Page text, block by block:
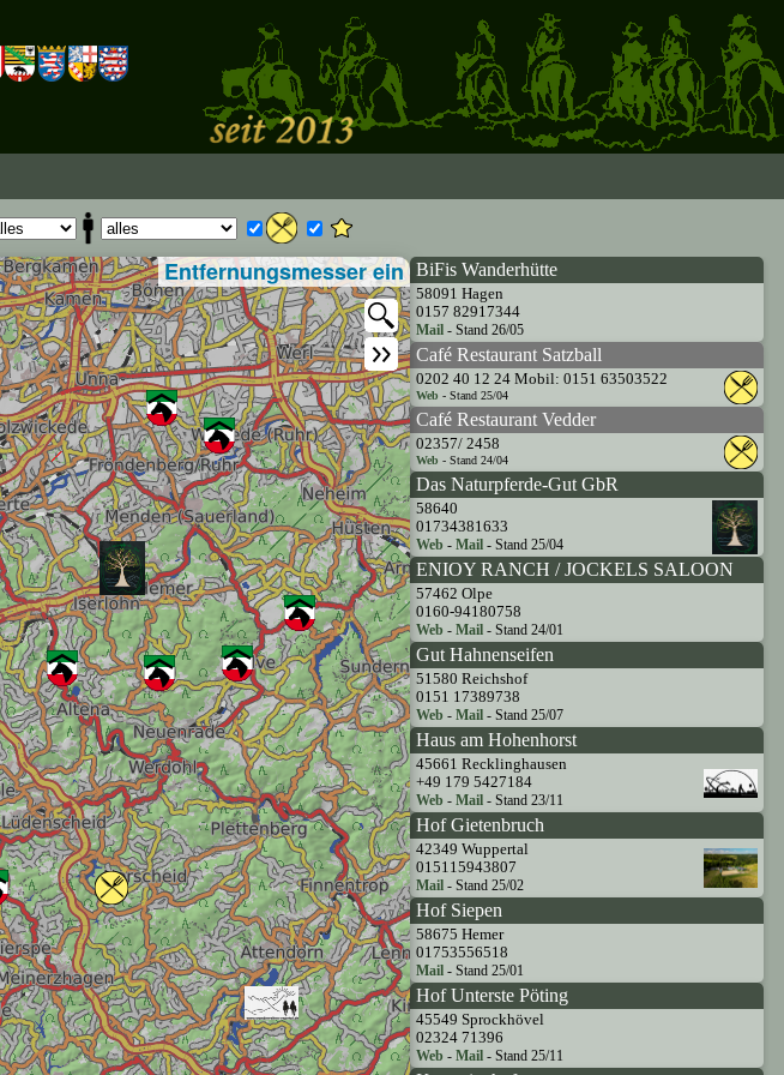
BiFis Wanderhütte
58091 Hagen
0157 82917344
Mail - Stand 26/05
Café Restaurant Satzball
0202 40 12 24 Mobil: 0151 63503522
Web - Stand 25/04
Café Restaurant Vedder
02357/ 2458
Web - Stand 24/04
Das Naturpferde-Gut GbR
58640
01734381633
Web - Mail - Stand 25/04
ENIOY RANCH / JOCKELS SALOON
57462 Olpe
0160-94180758
Web - Mail - Stand 24/01
Gut Hahnenseifen
51580 Reichshof
0151 17389738
Web - Mail - Stand 25/07
Haus am Hohenhorst
45661 Recklinghausen
+49 179 5427184
Web - Mail - Stand 23/11
Hof Gietenbruch
42349 Wuppertal
015115943807
Mail - Stand 25/02
Hof Siepen
58675 Hemer
01753556518
Mail - Stand 25/01
Hof Unterste Pöting
45549 Sprockhövel
02324 71396
Web - Mail - Stand 25/11
Entfernungsmesser ein